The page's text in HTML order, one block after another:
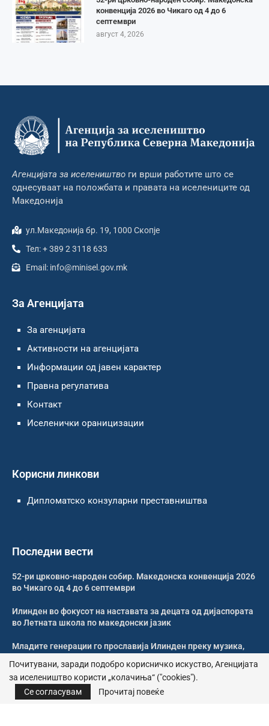
конвенција 2026 во Чикаго од 4 до 6
септември
август 4, 2026
Агенцијата за иселеништво ги врши работите што се
однесуваат на положбата и правата на иселениците од
Македонија
ул.Македонија бр. 19, 1000 Скопје
Тел: + 389 2 3118 633
Email: info@minisel.gov.mk
За Агенцијата
За агенцијата
Активности на агенцијата
Информации од јавен карактер
Правна регулатива
Контакт
Иселенички ораницизации
Корисни линкови
Дипломатско конзуларни преставништва
Последни вести
52-ри црковно-народен собир. Македонска конвенција 2026
во Чикаго од 4 до 6 септември
Илинден во фокусот на наставата за децата од дијаспората
во Летната школа по македонски јазик
Младите генерации го прославија Илинден преку музика,
Свечено и молитвено одбележан Илинден во Џилонг
Почитувани, заради подобро корисничко искуство, Агенцијата
за иселеништво користи „колачиња“ ("cookies").
Се согласувам
Прочитај повеќе